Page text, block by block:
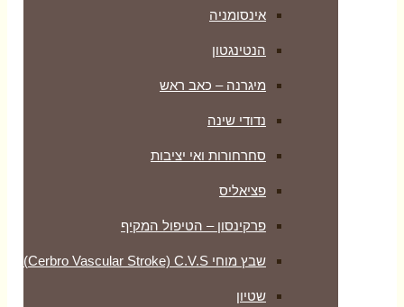
אינסומניה
הנטינגטון
מיגרנה – כאב ראש
נדודי שינה
סחרחורות ואי יציבות
פציאליס
פרקינסון – הטיפול המקיף
שבץ מוחי Cerbro Vascular Stroke) C.V.S)
שטיון